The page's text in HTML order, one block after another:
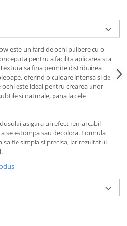
este un fard de ochi pulbere cu o
pentru a facilita aplicarea si a
sa fina permite distribuirea
oferind o culoare intensa si de
ochi este ideal pentru crearea unor
si naturale, pana la cele
asigura un efect remarcabil
se estompa sau decolora. Formula
sa fie simpla si precisa, iar rezultatul